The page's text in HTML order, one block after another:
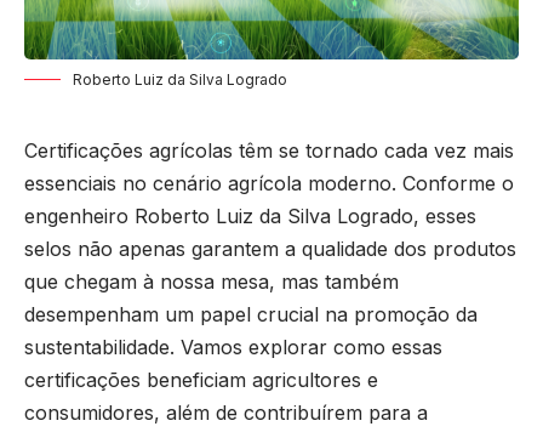
Roberto Luiz da Silva Logrado
Certificações agrícolas têm se tornado cada vez mais
essenciais no cenário agrícola moderno. Conforme o
engenheiro Roberto Luiz da Silva Logrado, esses
selos não apenas garantem a qualidade dos produtos
que chegam à nossa mesa, mas também
desempenham um papel crucial na promoção da
sustentabilidade. Vamos explorar como essas
certificações beneficiam agricultores e
consumidores, além de contribuírem para a